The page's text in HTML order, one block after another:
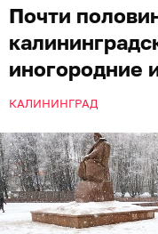
Почти
иногородние
КАЛИНИНГРАД